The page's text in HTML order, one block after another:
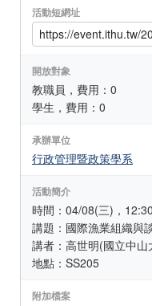
活動短網址
開放對象
教職員，費用：0
學生，費用：0
承辦單位
行政管理暨政策學系
活動簡介
時間：04/08(三)，
講題：國際漁業組織與
講者：高世明(國立中
地點：SS205
附加檔案